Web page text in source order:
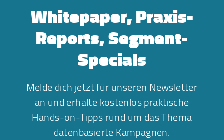
Whitepaper, Praxis-
Reports, Segment-
Specials
Melde dich jetzt für unseren Newsletter
an und erhalte kostenlos praktische
Hands-on-Tipps rund um das Thema
datenbasierte Kampagnen.